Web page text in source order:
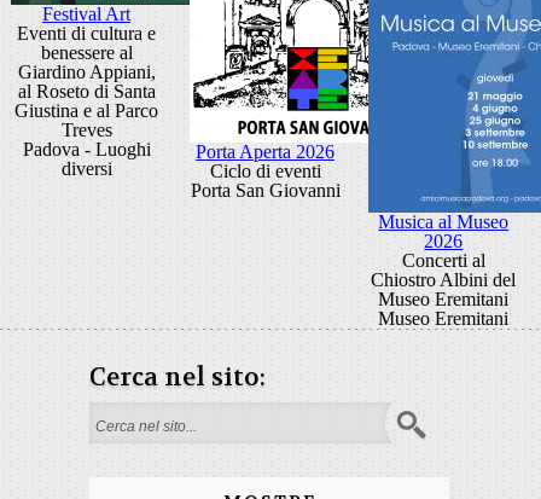
Festival Art
Eventi di cultura e
benessere al
Giardino Appiani,
al Roseto di Santa
Giustina e al Parco
Treves
Padova - Luoghi
diversi
Porta Aperta 2026
Ciclo di eventi
Porta San Giovanni
Musica al Museo
2026
Concerti al
Chiostro Albini del
Museo Eremitani
Museo Eremitani
Cerca nel sito:
Form di ricerca